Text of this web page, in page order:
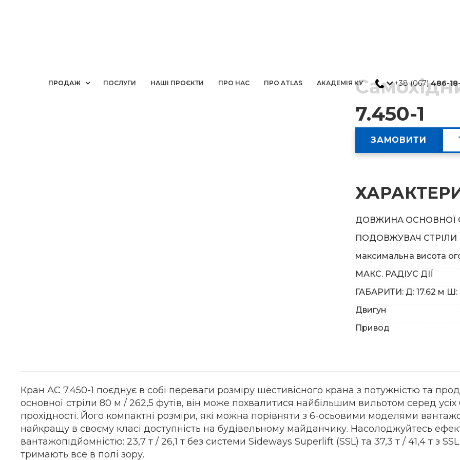
ПРОДАЖ ПОСЛУГИ НАШІ ПРОЄКТИ ПРО НАС ПРО ATLAS АКАДЕМІЯ КУ +38 (067)486-
7.450-1
ЗАМОВИТИ
ДОВЖИНА ОСНОВНОЇ
ПОДОВЖУВАЧ СТРІЛИ
максимальна висота
МАКС. РАДІУС ДІЇ
ГАБАРИТИ: Д: 17.62 м Ш:
Двигун
Привод
Кран AC 7.450-1 поєднує в собі переваги розміру шестивісного крана з потужністю та
основної стріли 80 м / 262,5 футів, він може похвалитися найбільшим вильотом серед
прохідності. Його компактні розміри, які можна порівняти з 6-осьовими моделями
найкращу в своєму класі доступність на будівельному майданчику. Насолоджуйтесь
вантажопідйомністю: 23,7 т / 26,1 т без системи Sideways Superlift (SSL) та 37,3 т / 41,4 т з
тримають все в полі зору.